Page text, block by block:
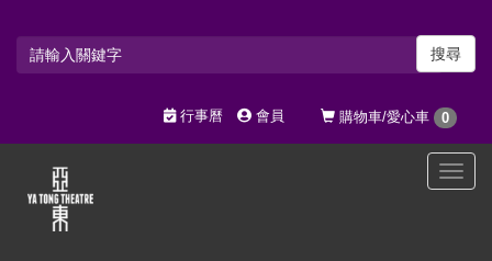
搜尋
購物車/愛心車 0
行事曆 會員
選